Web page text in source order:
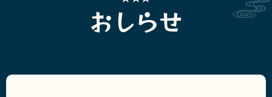
おしらせ